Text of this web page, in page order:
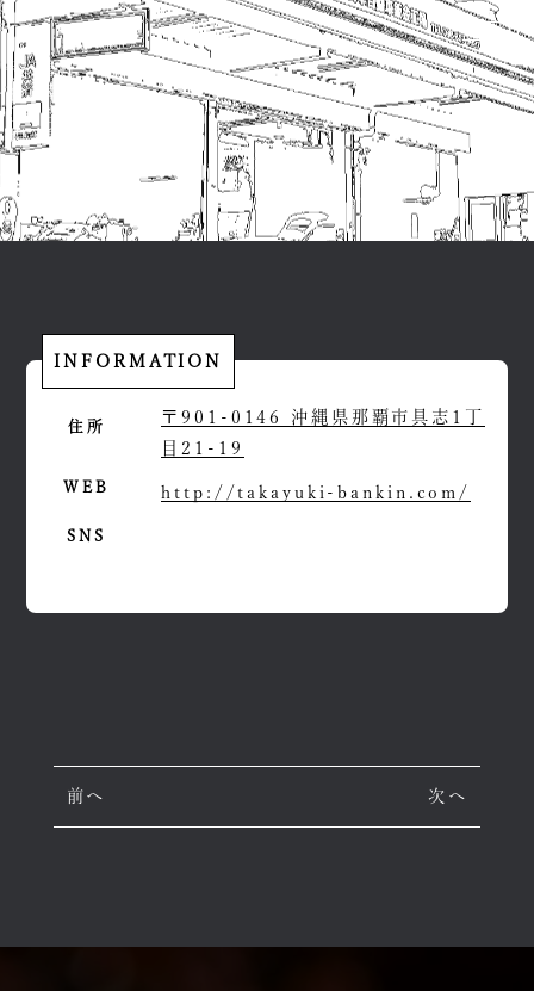
高
幸
自
動
車
板
金
工
場
INFORMATION
住所
〒901-0146 沖縄県那覇市具志1丁
目21-19
WEB http://takayuki-bankin.com/
SNS
前へ 次へ